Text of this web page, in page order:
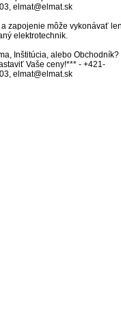
elmat@elmat.sk
a zapojenie môže vykonávať
elektrotechnik.
Inštitúcia, alebo Obchodník?
Vaše ceny!*** - +421-
elmat@elmat.sk